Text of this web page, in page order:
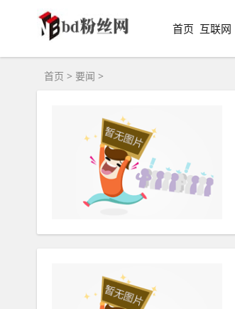
首页 互联网
首页 > 要闻 >